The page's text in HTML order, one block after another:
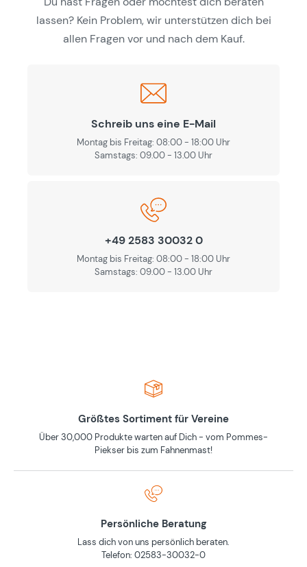
lassen? Kein Problem, wir unterstützen dich bei
allen Fragen vor und nach dem Kauf.
Schreib uns eine E-Mail
Montag bis Freitag: 08:00 - 18:00 Uhr
Samstags: 09.00 - 13.00 Uhr
+49 2583 30032 0
Montag bis Freitag: 08:00 - 18:00 Uhr
Samstags: 09.00 - 13.00 Uhr
Größtes Sortiment für Vereine
Über 30,000 Produkte warten auf Dich - vom Pommes-
Piekser bis zum Fahnenmast!
Persönliche Beratung
Lass dich von uns persönlich beraten.
Telefon: 02583-30032-0